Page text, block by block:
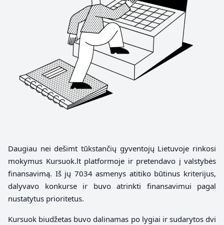
Daugiau nei dešimt tūkstančių gyventojų Lietuvoje rinkosi
mokymus Kursuok.lt platformoje ir pretendavo į valstybės
finansavimą. Iš jų 7034 asmenys atitiko būtinus kriterijus,
dalyvavo konkurse ir buvo atrinkti finansavimui pagal
nustatytus prioritetus.
Kursuok biudžetas buvo dalinamas po lygiai ir sudarytos dvi